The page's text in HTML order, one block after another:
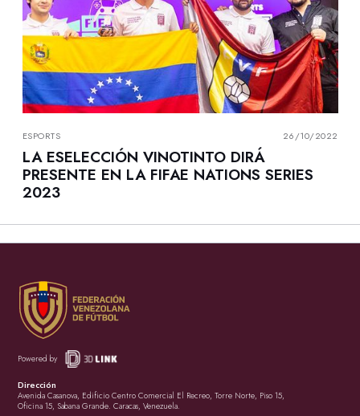
ESPORTS 26/10/2022
LA ESELECCIÓN VINOTINTO DIRÁ
PRESENTE EN LA FIFAE NATIONS SERIES
2023
Powered by
Dirección
Avenida Casanova, Edificio Centro Comercial El Recreo, Torre Norte, Piso 15,
Oficina 15, Sabana Grande. Caracas, Venezuela.